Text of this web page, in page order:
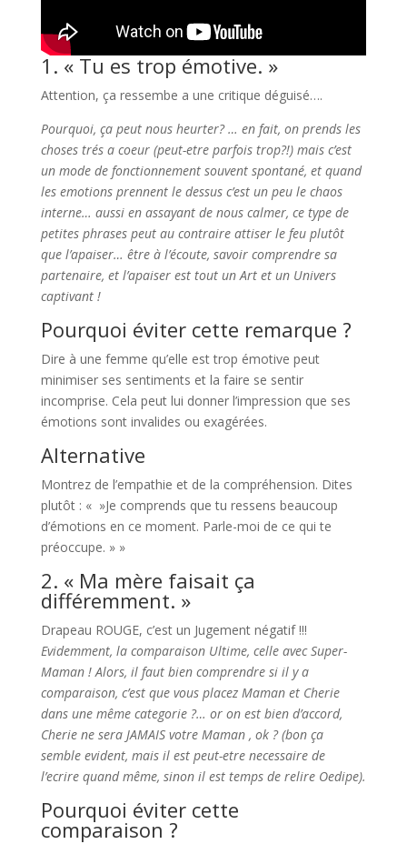
1. « Tu es trop émotive. »
Attention, ça ressembe a une critique déguisé….
Pourquoi, ça peut nous heurter? … en fait, on prends les
choses trés a coeur (peut-etre parfois trop?!) mais c’est
un mode de fonctionnement souvent spontané, et quand
les emotions prennent le dessus c’est un peu le chaos
interne… aussi en assayant de nous calmer, ce type de
petites phrases peut au contraire attiser le feu plutôt
que l’apaiser… être à l’écoute, savoir comprendre sa
partenaire, et l’apaiser est tout un Art et un Univers
captivant !
Pourquoi éviter cette remarque ?
Dire à une femme qu’elle est trop émotive peut
minimiser ses sentiments et la faire se sentir
incomprise. Cela peut lui donner l’impression que ses
émotions sont invalides ou exagérées.
Alternative
Montrez de l’empathie et de la compréhension. Dites
plutôt : « »Je comprends que tu ressens beaucoup
d’émotions en ce moment. Parle-moi de ce qui te
préoccupe. » »
2. « Ma mère faisait ça
différemment. »
Drapeau ROUGE, c’est un Jugement négatif !!!
Evidemment, la comparaison Ultime, celle avec Super-
Maman ! Alors, il faut bien comprendre si il y a
comparaison, c’est que vous placez Maman et Cherie
dans une même categorie ?… or on est bien d’accord,
Cherie ne sera JAMAIS votre Maman , ok ? (bon ça
semble evident, mais il est peut-etre necessaire de
l’ecrire quand même, sinon il est temps de relire Oedipe).
Pourquoi éviter cette
comparaison ?